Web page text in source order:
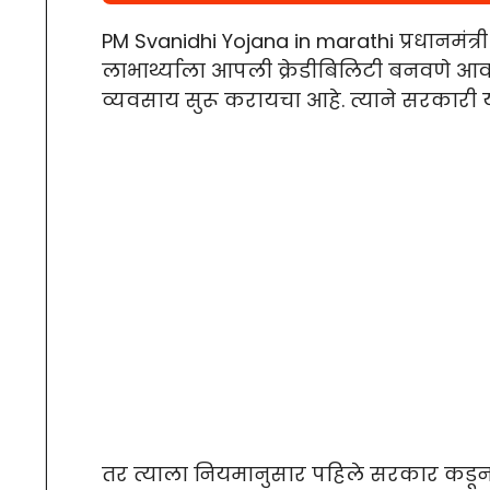
PM Svanidhi Yojana in marathi
लाभार्थ्याला आपली क्रेडीबिलिटी बनवणे
व्यवसाय सुरू करायचा आहे. त्याने सरकारी
तर त्याला नियमानुसार पहिले सरकार